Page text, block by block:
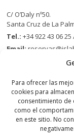
Para ofrecer las
cookies para
consentimiento
como el
en este sitio. No
C/ O’Daly nº50.
Santa Cruz de La
Tel.: +34 922 43 06 25
Email:
Síguenos en